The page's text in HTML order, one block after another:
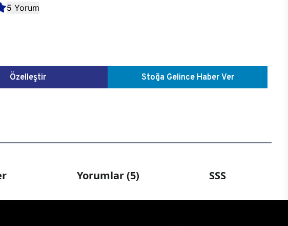
5 Yorum
Özelleştir Stoğa Gelince Haber Ver
Yorumlar (5) SSS